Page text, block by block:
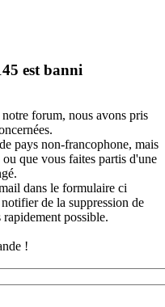
est banni
notre forum, nous avons pris
pays non-francophone, mais
que vous faites partis d'une
dans le formulaire ci
de la suppression de
possible.
!